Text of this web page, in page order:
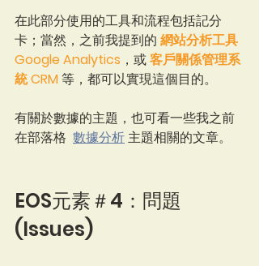
在此部分使用的工具和流程包括記分
卡；當然，之前我提到的 網站分析工具
Google Analytics ，或 客戶關係管理系
統 CRM 等，都可以實現這個目的。
有關於數據的主題，也可看一些我之前
在部落格 數據分析 主題相關的文章。
EOS元素＃4：問題
(Issues)